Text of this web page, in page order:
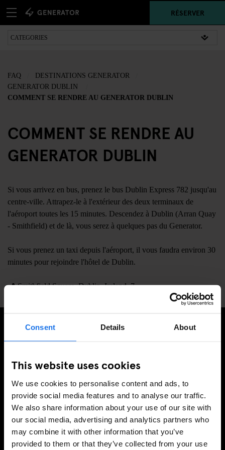
Consent Details About
This website uses cookies
We use cookies to personalise content and ads, to
provide social media features and to analyse our traffic.
We also share information about your use of our site with
our social media, advertising and analytics partners who
may combine it with other information that you’ve
provided to them or that they’ve collected from your use
RÉSERVER
FAQ
DESTINATIONS GENERATOR
GENERATOR DUBLIN
COMMENT SE RENDRE AU GENERATOR DUBLIN
COMMENT SE RENDRE AU
GENERATOR DUBLIN
Si vous arrivez en bus, prenez le bus Dublin Express 782 jusqu'au
centre-ville. Attrapez-le à l'extérieur des deux terminaux de
l'aéroport toutes les 15 minutes. Descendez à Dublin (Arran Quay
- Smithfield) et de là, vous serez à quelques pas du Generator.
Si vous prenez un taxi depuis l'aéroport, il vous faudra environ 30
minutes pour rejoindre l'hôtel de Dublin.
📍Smithfield Square, Dublin, Ireland, 7
INSCRIVEZ-VOUS À NOTRE NEWSLETTER POUR
S'INSCRIRE